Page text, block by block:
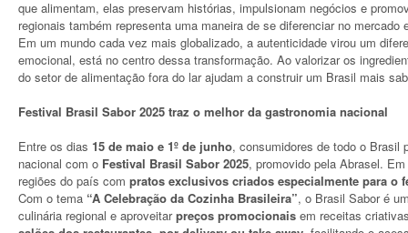
que alimentam, elas preservam histórias, impulsionam negócios e
regionais também representa uma maneira de se diferenciar no mercado
Em um mundo cada vez mais globalizado, a autenticidade virou um
emocional, está no centro dessa transformação. Ao valorizar os
do setor de alimentação fora do lar ajudam a construir um Brasil mais
Festival Brasil Sabor 2025 traz o melhor da gastronomia nacional
Entre os dias 15 de maio e 1º de junho, consumidores de todo o Brasil
nacional com o Festival Brasil Sabor 2025, promovido pela Abrasel.
regiões do país com pratos exclusivos criados especialmente para o
Com o tema “A Celebração da Cozinha Brasileira”, o Brasil Sabor é
culinária regional e aproveitarpreços promocionais em receitas